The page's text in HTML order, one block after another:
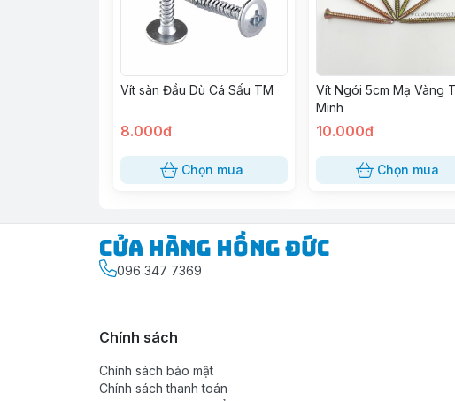
Vít sàn Đầu Dù Cá Sấu TM
8.000đ
Chọn mua
Vít Ngói 5cm Mạ Vàng
Minh
10.000đ
Chọn mua
Cửa Hàng Hồng Đức
096 347 7369
Chính sách
Chính sách bảo mật
Chính sách thanh toán